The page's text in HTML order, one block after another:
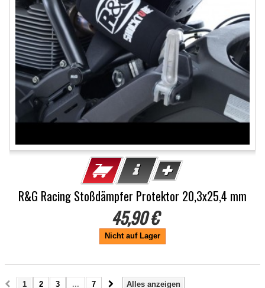
R&G Racing Stoßdämpfer Protektor 20,3x25,4 mm
45,90 €
Nicht auf Lager
Alles anzeigen
1 2 3 ... 7